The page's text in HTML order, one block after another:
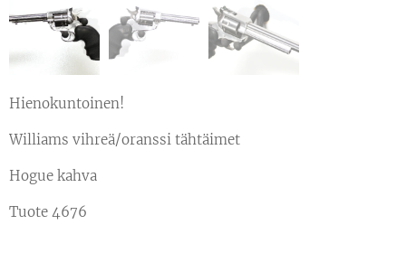
Hienokuntoinen!
Williams vihreä/oranssi tähtäimet
Hogue kahva
Tuote 4676